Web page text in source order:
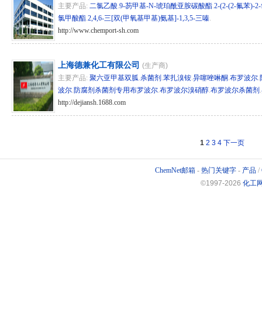
主要产品: 二氯乙酸.9-芴甲基-N-琥珀酰亚胺碳酸酯.2-(2-(2-氟苯)-
氯甲酸酯.2,4,6-三[双(甲氧基甲基)氨基]-1,3,5-三嗪.
http://www.chemport-sh.com
上海德兼化工有限公司 (生产商)
主要产品: 聚六亚甲基双胍.杀菌剂 .苯扎溴铵.异噻唑啉酮.布罗波尔.
波尔.防腐剂杀菌剂专用布罗波尔.布罗波尔溴硝醇.布罗波尔杀菌剂 .
http://dejiansh.1688.com
1 2 3 4 下一页
ChemNet邮箱 - 热门关键字 - 产品 /
©1997-2026 化工